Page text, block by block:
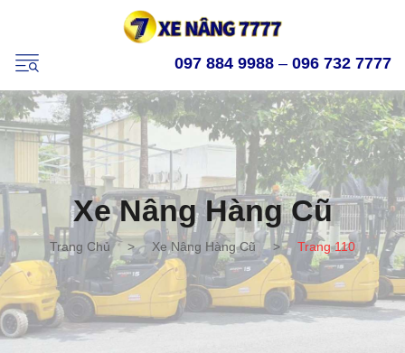
097 884 9988 – 096 732 7777
Xe Nâng Hàng Cũ
Trang Chủ > Xe Nâng Hàng Cũ > Trang 110